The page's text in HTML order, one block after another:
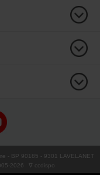
- BP 90185 - 9301 LAVELANET
2026 ∇ ccdispo